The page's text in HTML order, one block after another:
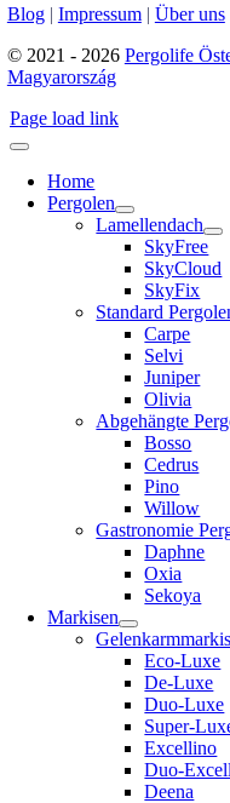
Blog | Impressum | Über uns
© 2021 - 2026 Pergolife
Magyarország
Page load link
Home
Pergolen
Lamellendach
SkyFree
SkyCloud
SkyFix
Standard
Carpe
Selvi
Juniper
Olivia
Abgehängte
Bosso
Cedrus
Pino
Willow
Gastronomie
Daphne
Oxia
Sekoya
Markisen
Eco-Luxe
De-Luxe
Duo-Luxe
Super-
Excellino
Duo-
Deena